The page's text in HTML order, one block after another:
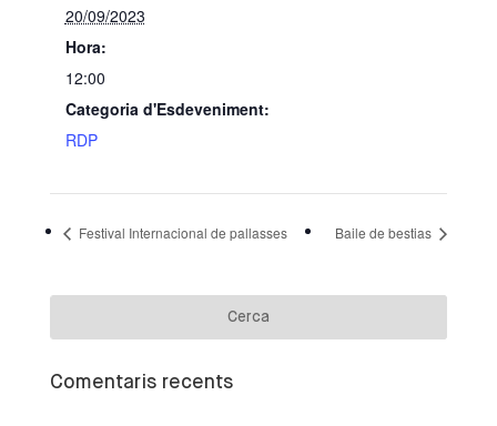
20/09/2023
Hora:
12:00
Categoria d'Esdeveniment:
RDP
Festival Internacional de pallasses Baile de bestias
Comentaris recents